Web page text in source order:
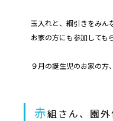
玉入れと、綱引きをみん
お家の方にも参加しても
９月の誕生児のお家の方
赤組さん、園